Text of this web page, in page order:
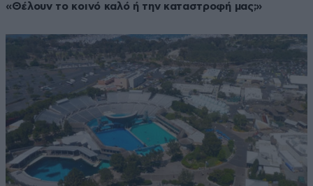
«Θέλουν το κοινό καλό ή την καταστροφή μας;»